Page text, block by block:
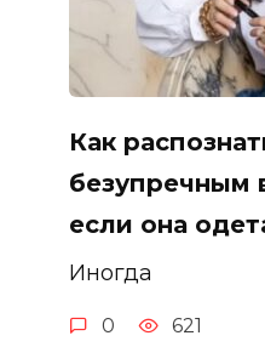
Как
безупречным
если она
Иногда
0 621